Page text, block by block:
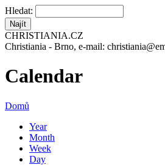
Hledat:
CHRISTIANIA.CZ
Christiania - Brno, e-mail:
Calendar
Domů
Year
Month
Week
Day